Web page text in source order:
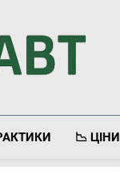
📉 ЦІНИ